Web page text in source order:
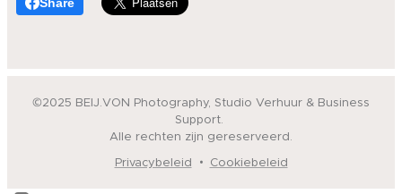
©2025 BEIJ.VON Photography, Studio Verhuur & Business
Support.
Alle rechten zijn gereserveerd.
Privacybeleid
Cookiebeleid